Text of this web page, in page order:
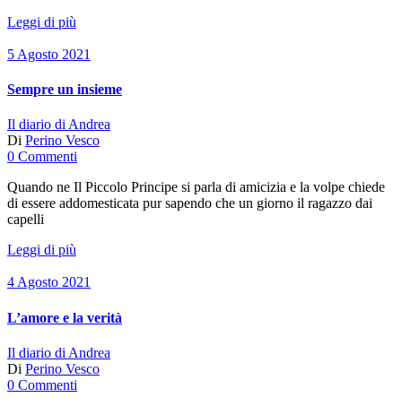
Leggi di più
5 Agosto 2021
Sempre un insieme
Il diario di Andrea
Di Perino Vesco
0 Commenti
Quando ne Il Piccolo Principe si parla di amicizia e la volpe chiede
di essere addomesticata pur sapendo che un giorno il ragazzo dai
capelli
Leggi di più
4 Agosto 2021
L’amore e la verità
Il diario di Andrea
Di Perino Vesco
0 Commenti